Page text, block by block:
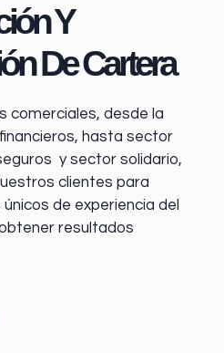
Y
De Cartera
comerciales, desde la
, hasta sector
y sector solidario,
clientes para
de experiencia del
resultados